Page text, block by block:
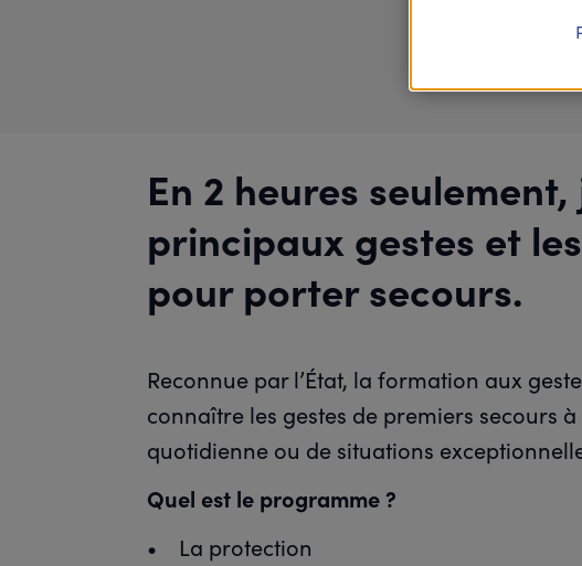
En 2 heures
principaux gestes et
pour porter secours.
Reconnue par l’État, la formation aux
connaître les gestes de premiers secours
quotidienne ou de situations
Quel est le programme ?
• La protection